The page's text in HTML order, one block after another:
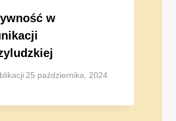
w
25 października, 2024